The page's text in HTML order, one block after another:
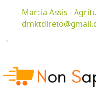
Marcia Assis -